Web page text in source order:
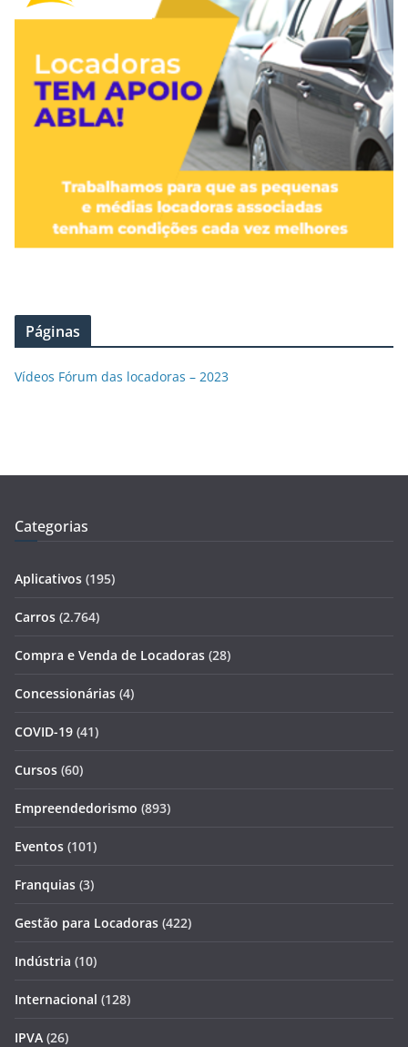
Páginas
Vídeos Fórum das locadoras – 2023
Categorias
Aplicativos (195)
Carros (2.764)
Compra e Venda de Locadoras (28)
Concessionárias (4)
COVID-19 (41)
Cursos (60)
Empreendedorismo (893)
Eventos (101)
Franquias (3)
Gestão para Locadoras (422)
Indústria (10)
Internacional (128)
IPVA (26)